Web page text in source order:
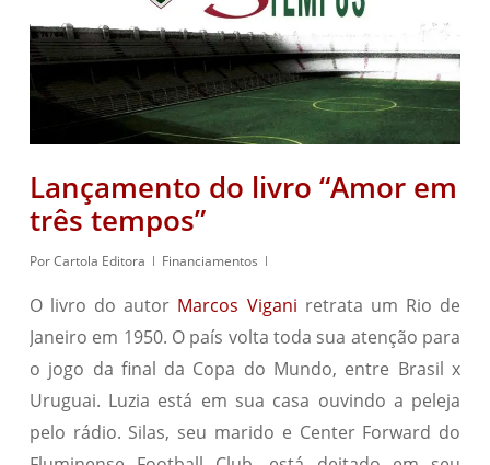
Lançamento do livro “Amor em
três tempos”
PorCartola Editora Financiamentos
O livro do autor Marcos Vigani retrata um Rio de
Janeiro em 1950. O país volta toda sua atenção para
o jogo da final da Copa do Mundo, entre Brasil x
Uruguai. Luzia está em sua casa ouvindo a peleja
pelo rádio. Silas, seu marido e Center Forward do